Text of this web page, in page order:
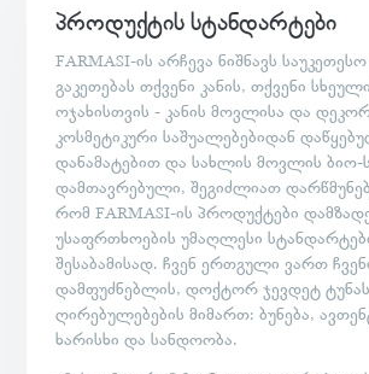
პროდუქტის სტანდარტები
FARMASI-ის არჩევა ნიშნავს
გაკეთებას თქვენი კანის, თქვენი
ოჯახისთვის - კანის მოვლისა და
კოსმეტიკური საშუალებებიდან
დანამატებით და სახლის მოვლის ბიო-
დამთავრებული, შეგიძლიათ
რომ FARMASI-ის პროდუქტები
უსაფრთხოების უმაღლესი
შესაბამისად. ჩვენ ერთგული ვართ
დამფუძნებლის, დოქტორ ჯევდეტ ტუნას
ღირებულებების მიმართ: ბუნება,
ხარისხი და სანდოობა.